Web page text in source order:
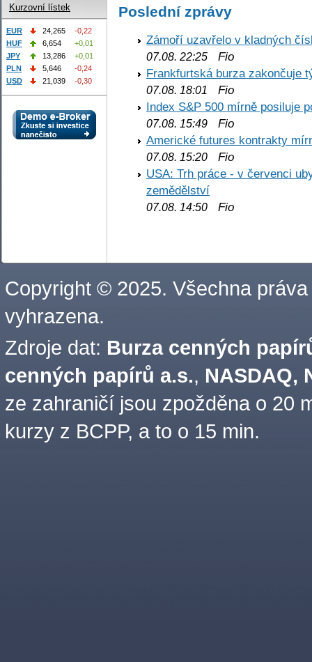
Poslední zprávy
Zámoří uzavřelo v kladných
07.08. 22:25 Fio
Frankfurtská burza zakončuje
07.08. 18:01
Fio
Index S&P 500 mírně posiluje
07.08. 15:49 Fio
Americké futures kontrakty
07.08. 15:20 Fio
USA: Trh práce - v červenci
zemědělství
07.08. 14:50 Fio
Kurzovní lístek
EUR 24,265
-0,22
HUF
6,654
+0,01
JPY
13,286
+0,01
PLN
5,646
-0,24
USD
21,039 -0,30
Copyright © 2025. Všechna práva
vyhrazena.
Zdroje dat: Burza cenných
cenných papírů a.s., NASDAQ,
ze zahraničí jsou zpožděna o 20
kurzy z BCPP, a to o 15 min.